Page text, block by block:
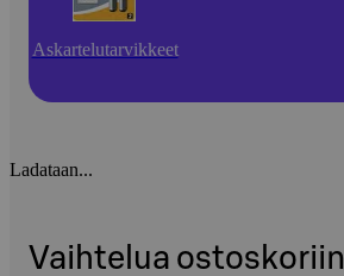
Askartelutarvikkeet
Ladataan...
Vaihtelua ostoskoriin